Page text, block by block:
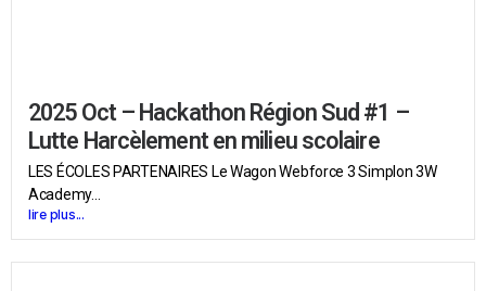
2025 Oct – Hackathon Région Sud #1 –
Lutte Harcèlement en milieu scolaire
LES ÉCOLES PARTENAIRES Le Wagon Webforce 3 Simplon 3W
Academy...
lire plus...